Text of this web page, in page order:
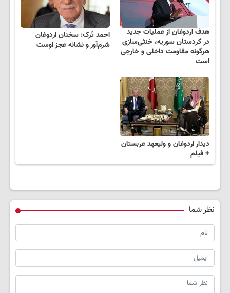
هدف اردوغان از عملیات جدید
در کردستان سوریه، خنثی‌سازی
هرگونه مقاومت داخلی و خارجی
است
احمد تُرک: سخنان اردوغان
شرم‌آور و نشانه عجز اوست
دیدار اردوغان و ولیعهد عربستان
+ فیلم
نظر شما